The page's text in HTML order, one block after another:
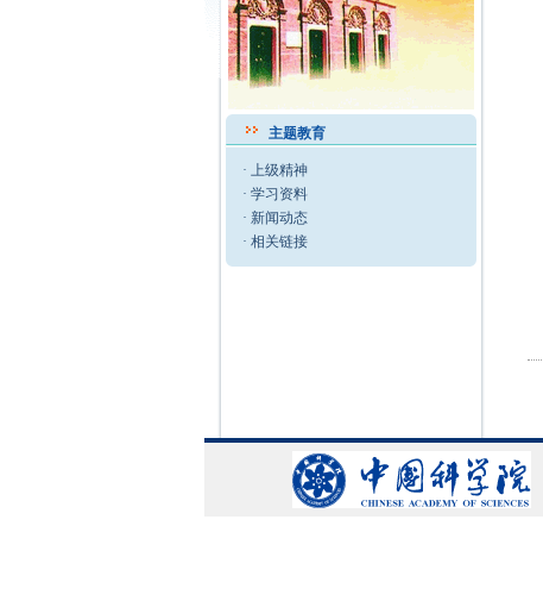
主题教育
· 上级精神
· 学习资料
· 新闻动态
· 相关链接